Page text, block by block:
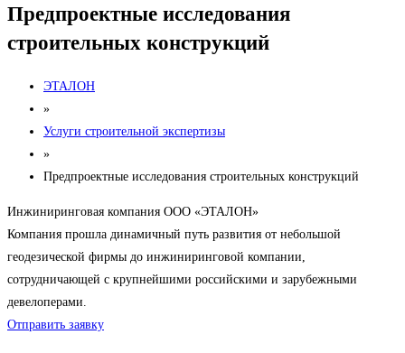
Предпроектные исследования
строительных конструкций
ЭТАЛОН
»
Услуги строительной экспертизы
»
Предпроектные исследования строительных конструкций
Инжиниринговая компания ООО «ЭТАЛОН»
Компания прошла динамичный путь развития от небольшой
геодезической фирмы до инжиниринговой компании,
сотрудничающей с крупнейшими российскими и зарубежными
девелоперами.
Отправить заявку